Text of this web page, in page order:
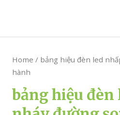
Home / bảng hiệu đèn led
hành
bảng hiệu đèn